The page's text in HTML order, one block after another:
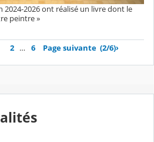
2024-2026 ont réalisé un livre dont le
peintre »
2 … 6 Page suivante (2/6)›